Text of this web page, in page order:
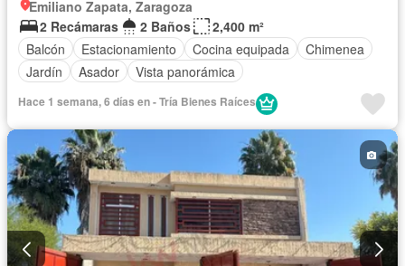
Emiliano Zapata, Zaragoza
2 Recámaras
2 Baños
2,400 m²
Balcón
Estacionamiento Cocina equipada
Chimenea
Jardín
Asador Vista panorámica
Hace 1 semana, 6 días en - Tría Bienes Raíces